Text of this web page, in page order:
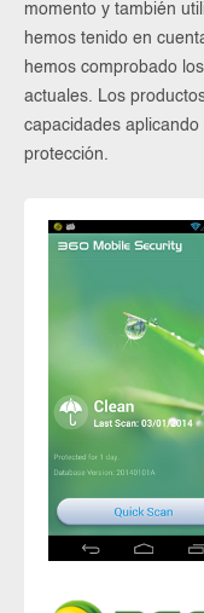
momento y también
hemos tenido en
hemos comprobado
actuales. Los
capacidades
protección.